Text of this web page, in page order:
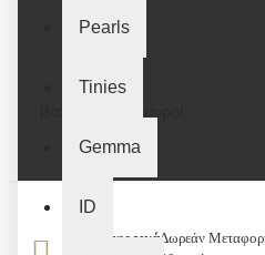
Pearls
Tinies
Gemma
ID
ΜεταφορικάΔωρεάν